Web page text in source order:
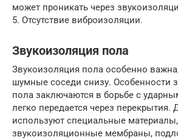
может проникать через
5. Отсутствие виброизоляции.
Звукоизоляция пола
Звукоизоляция пола особенно
шумные соседи снизу. Особенности
пола заключаются в борьбе с
легко передается через перекрытия.
используют специальные
звукоизоляционные мембраны,